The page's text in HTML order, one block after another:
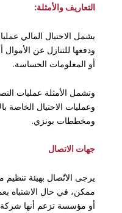
التعاريف والأمثلة:
يشمل الاحتيال المالي
ودفعها للتنازل عن
أو المعلومات الحساسة.
وتشمل الأمثلة عمليات
وعمليات الاحتيال الخاصة
ومخططات بونزي.
جهات الاتصال
يرجى الاتّصال بهيئة
ممكن، في حال الاشتباه
أو مؤسسة تزعم أنها